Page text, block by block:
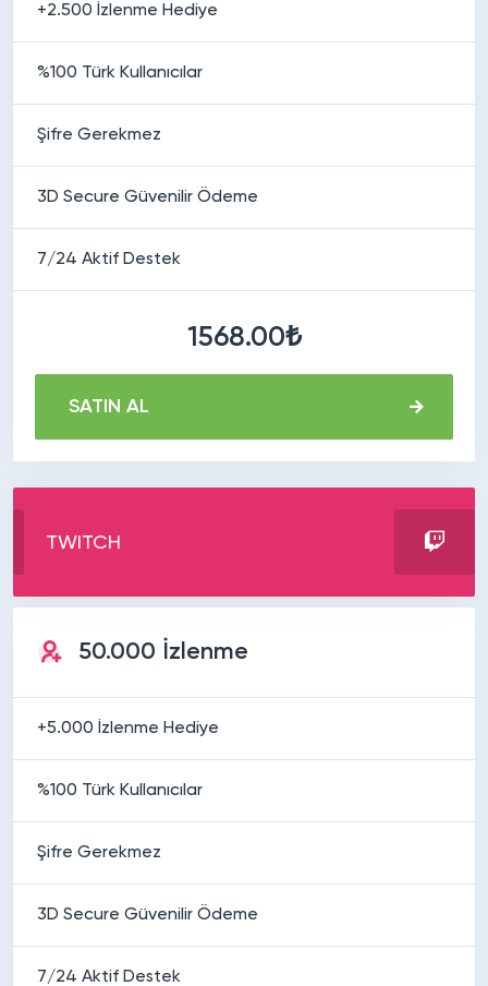
+2.500 İzlenme Hediye
%100 Türk Kullanıcılar
Şifre Gerekmez
3D Secure Güvenilir Ödeme
7/24 Aktif Destek
1568.00₺
SATIN AL
TWITCH
50.000 İzlenme
+5.000 İzlenme Hediye
%100 Türk Kullanıcılar
Şifre Gerekmez
3D Secure Güvenilir Ödeme
7/24 Aktif Destek